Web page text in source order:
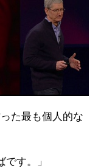
た最も個人的な
す。」